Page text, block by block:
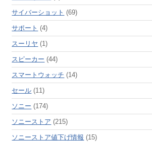
サイバーショット (69)
サポート (4)
スーリヤ (1)
スピーカー (44)
スマートウォッチ (14)
セール (11)
ソニー (174)
ソニーストア (215)
ソニーストア値下げ情報 (15)